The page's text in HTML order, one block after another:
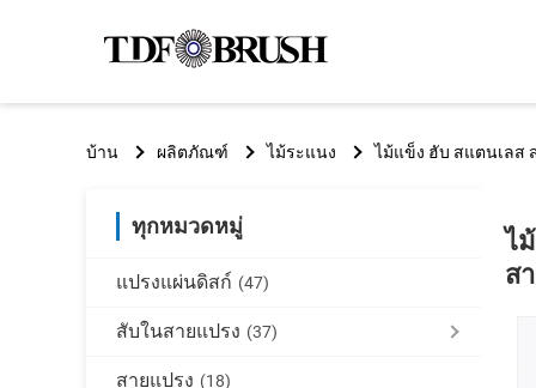
บ้าน ผลิตภัณฑ์ ไม้ระแนง ไม้แข็ง ฮับ สแตนเลส
ทุกหมวดหมู่
แปรงแผ่นดิสก์ (47)
สับในสายแปรง (37)
สายแปรง (18)
ไ
ส